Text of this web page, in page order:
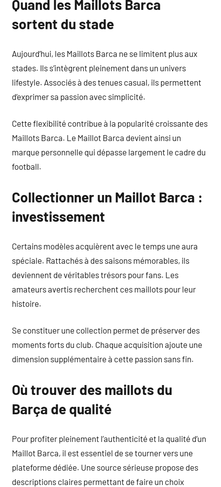
Quand les Maillots Barca
sortent du stade
Aujourd’hui, les Maillots Barca ne se limitent plus aux
stades. Ils s’intègrent pleinement dans un univers
lifestyle. Associés à des tenues casual, ils permettent
d’exprimer sa passion avec simplicité.
Cette flexibilité contribue à la popularité croissante des
Maillots Barca. Le Maillot Barca devient ainsi un
marque personnelle qui dépasse largement le cadre du
football.
Collectionner un Maillot Barca :
investissement
Certains modèles acquièrent avec le temps une aura
spéciale. Rattachés à des saisons mémorables, ils
deviennent de véritables trésors pour fans. Les
amateurs avertis recherchent ces maillots pour leur
histoire.
Se constituer une collection permet de préserver des
moments forts du club. Chaque acquisition ajoute une
dimension supplémentaire à cette passion sans fin.
Où trouver des maillots du
Barça de qualité
Pour profiter pleinement l’authenticité et la qualité d’un
Maillot Barca, il est essentiel de se tourner vers une
plateforme dédiée. Une source sérieuse propose des
descriptions claires permettant de faire un choix